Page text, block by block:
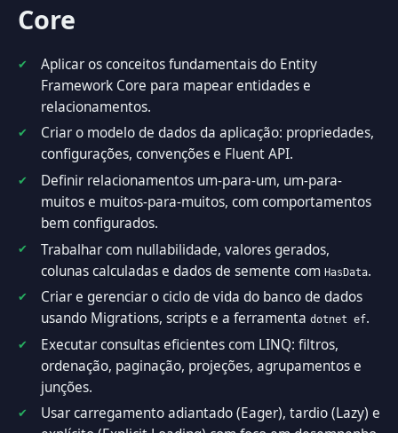
Core
Aplicar os conceitos fundamentais do Entity
Framework Core para mapear entidades e
relacionamentos.
Criar o modelo de dados da aplicação: propriedades,
configurações, convenções e Fluent API.
Definir relacionamentos um-para-um, um-para-
muitos e muitos-para-muitos, com comportamentos
bem configurados.
Trabalhar com nullabilidade, valores gerados,
colunas calculadas e dados de semente com HasData.
Criar e gerenciar o ciclo de vida do banco de dados
usando Migrations, scripts e a ferramenta dotnet ef.
Executar consultas eficientes com LINQ: filtros,
ordenação, paginação, projeções, agrupamentos e
junções.
Usar carregamento adiantado (Eager), tardio (Lazy) e